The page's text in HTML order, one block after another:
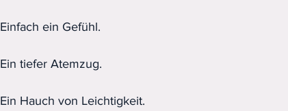
Einfach ein Gefühl.
Ein tiefer Atemzug.
Ein Hauch von Leichtigkeit.